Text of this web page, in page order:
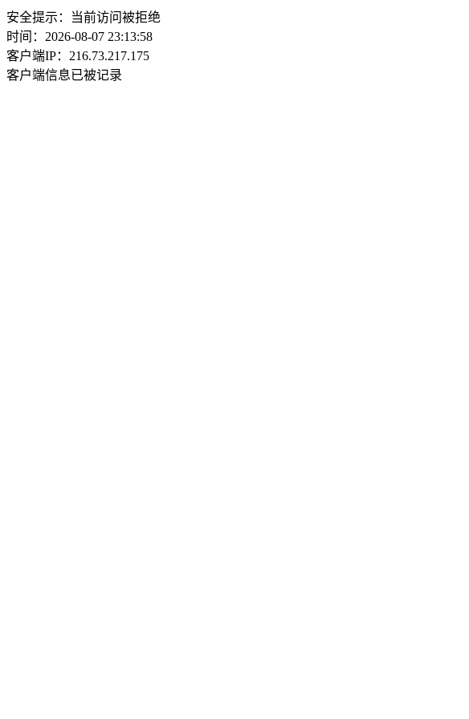
安全提示：当前访问被拒绝
时间：2026-08-07 23:13:58
客户端IP：216.73.217.175
客户端信息已被记录